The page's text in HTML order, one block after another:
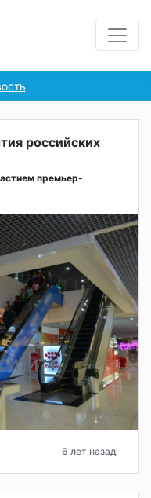
российских
премьер-
6 лет назад